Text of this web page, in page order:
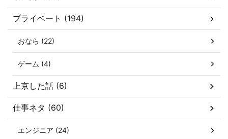
プライベート (194)
おなら (22)
ゲーム (4)
上京した話 (6)
仕事ネタ (60)
エンジニア (24)